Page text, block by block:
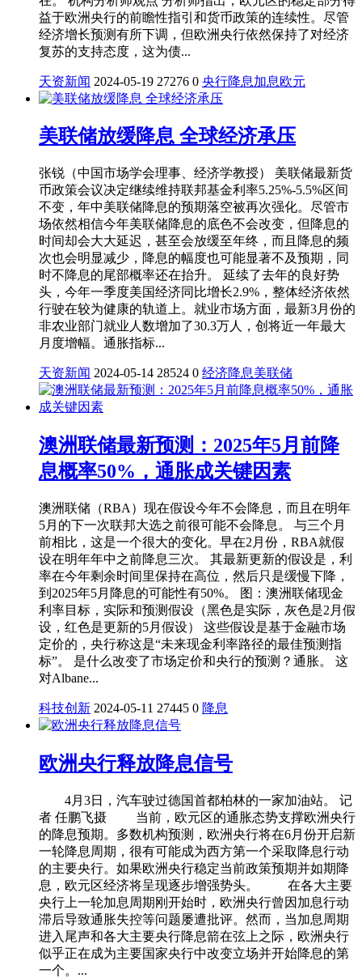
益于欧洲央行的前瞻性指引和货币政策的连续性。尽管
经济增长预测有所下调，但欧洲央行依然保持了对经济
复苏的支持态度，这为债...
天资新闻 2024-05-19 27276 0 央行降息加息欧元
美联储放缓降息 全球经济承压
张锐（中国市场学会理事、经济学教授） 美联储最新货
币政策会议决定继续维持联邦基金利率5.25%-5.5%区间
不变，年中美联储降息的预期落空被再次强化。尽管市
场依然相信今年美联储降息的底色不会改变，但降息的
时间却会大大延迟，甚至会放缓至年终，而且降息的频
次也会明显减少，降息的幅度也可能显著不及预期，同
时不降息的尾部概率还在抬升。 延续了去年的良好势
头，今年一季度美国经济同比增长2.9%，整体经济依然
行驶在较为健康的轨道上。就业市场方面，最新3月份的
非农业部门就业人数增加了30.3万人，创将近一年最大
月度增幅。通胀指标...
天资新闻 2024-05-14 28524 0 经济降息美联储
澳洲联储最新预测：2025年5月前降
息概率50%，通胀成关键因素
澳洲联储（RBA）现在假设今年不会降息，而且在明年
5月的下一次联邦大选之前很可能不会降息。 与三个月
前相比，这是一个很大的变化。早在2月份，RBA就假
设在明年年中之前降息三次。 其最新更新的假设是，利
率在今年剩余时间里保持在高位，然后只是缓慢下降，
到2025年5月降息的可能性有50%。 图：澳洲联储现金
利率目标，实际和预测假设（黑色是实际，灰色是2月假
设，红色是更新的5月假设） 这些假设是基于金融市场
定价的，央行称这是“未来现金利率路径的最佳预测指
标”。 是什么改变了市场定价和央行的预测？通胀。 这
对Albane...
科技创新 2024-05-11 27445 0 降息
欧洲央行释放降息信号
4月3日，汽车驶过德国首都柏林的一家加油站。 记
者 任鹏飞摄 当前，欧元区的通胀态势支撑欧洲央行
的降息预期。多数机构预测，欧洲央行将在6月份开启新
一轮降息周期，很有可能成为西方第一个采取降息行动
的主要央行。如果欧洲央行稳定当前政策预期并如期降
息，欧元区经济将呈现逐步增强势头。 在各大主要
央行上一轮加息周期刚开始时，欧洲央行曾因加息行动
滞后导致通胀失控等问题屡遭批评。然而，当加息周期
进入尾声和各大主要央行降息箭在弦上之际，欧洲央行
似乎正在成为主要国家央行中改变立场并开始降息的第
一个。...